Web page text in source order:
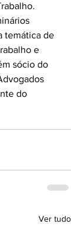
temática de
e
sócio do
do
Ver tudo